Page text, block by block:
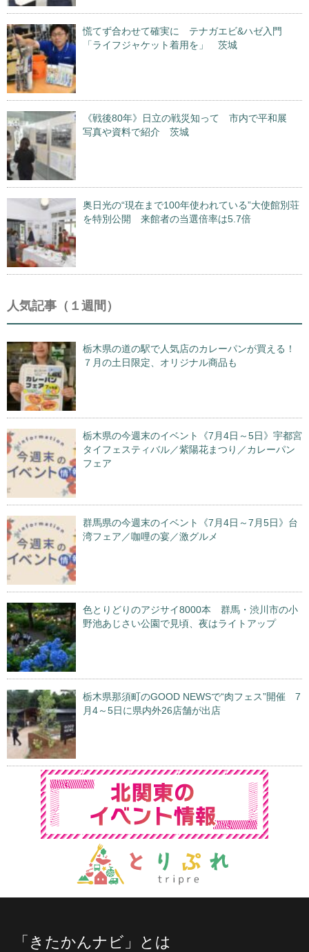
慌てず合わせて確実に テナガエビ&ハゼ入門
「ライフジャケット着用を」 茨城
《戦後80年》日立の戦災知って 市内で平和展
写真や資料で紹介 茨城
奥日光の“現在まで100年使われている”大使館別荘
を特別公開 来館者の当選倍率は5.7倍
人気記事（１週間）
栃木県の道の駅で人気店のカレーパンが買える！
７月の土日限定、オリジナル商品も
栃木県の今週末のイベント《7月4日～5日》宇都宮
タイフェスティバル／紫陽花まつり／カレーパン
フェア
群馬県の今週末のイベント《7月4日～7月5日》台
湾フェア／咖哩の宴／激グルメ
色とりどりのアジサイ8000本 群馬・渋川市の小
野池あじさい公園で見頃、夜はライトアップ
栃木県那須町のGOOD NEWSで“肉フェス”開催 7
月4～5日に県内外26店舗が出店
「きたかんナビ」とは